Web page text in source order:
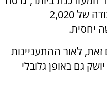
5.1.1. הסוללה מציעה נפח עבודה של 2,020
יחסית.
זאת, לאור ההתעניינות
גם באופן גלובלי